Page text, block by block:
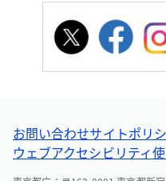
お問い合わせサイトポリ
ウェブアクセシビリティ